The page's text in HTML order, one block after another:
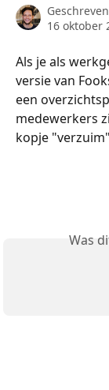
16 oktober
Als je als
versie van
een
medewerkers
kopje
Was